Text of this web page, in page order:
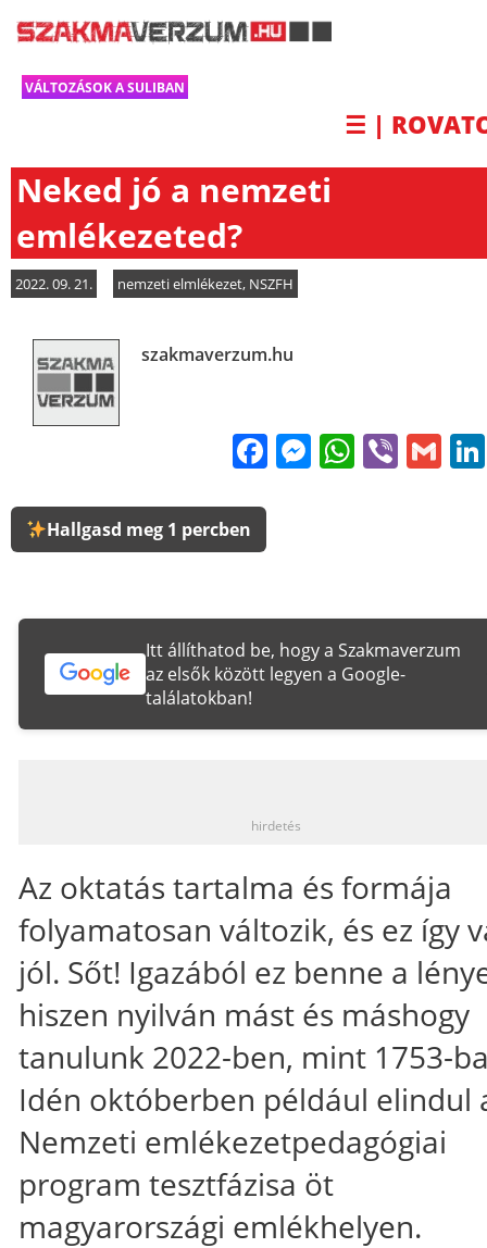
VÁLTOZÁSOK A SULIBAN
☰ |
Neked jó a nemzeti
emlékezeted?
2022. 09. 21. nemzeti elmlékezet, NSZFH
szakmaverzum.hu
FacebookViber
Hallgasd meg 1 percben
Itt állíthatod be, hogy a Szakmaverzum
az elsők között legyen a Google-
találatokban!
hirdetés
Az oktatás tartalma és formája
folyamatosan változik, és ez így
jól. Sőt! Igazából ez benne a
hiszen nyilván mást és máshogy
tanulunk 2022-ben, mint 1753-
Idén októberben például elindul
Nemzeti emlékezetpedagógiai
program tesztfázisa öt
magyarországi emlékhelyen.